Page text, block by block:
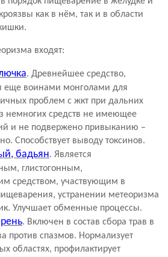
как в нём, так и в области
входят:
. Древнейшее средство,
еще воинами монголами для
проблем с жкт при дальних
немногих средств не имеющее
и не подвержено привыканию –
Способствует выводу токсинов.
бадьян. Является
глистогонным,
средством, участвующим в
устранении метеоризма
Улучшает обменные процессы.
. Включен в состав сбора трав в
против спазмов. Нормализует
областях, профилактирует